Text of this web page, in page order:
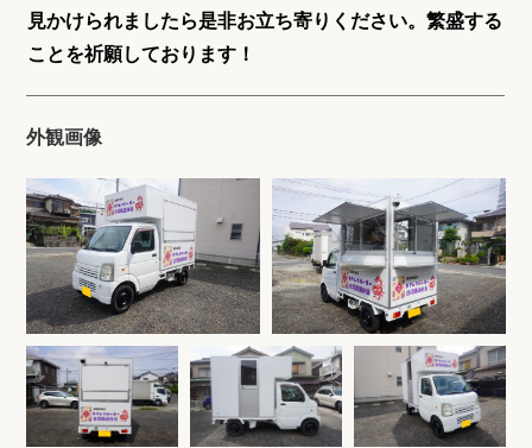
見かけられましたら是非お立ち寄りください。繁盛する
ことを祈願しております！
外観画像